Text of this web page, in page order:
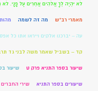
לֹא יִהְיֶה לְךָ אֱלֹהִים אֲחֵרִים עַל פָּנָי.
מאמרי רב"ש מה זה לשמה מהות
עה – יברכנו אלקים וייראו אתו כל
קד – בשביל שאמר משה לבני גד
שיעור בספר התניא פרק ט שיעור
שיעורים בספר התניא שירי החברים